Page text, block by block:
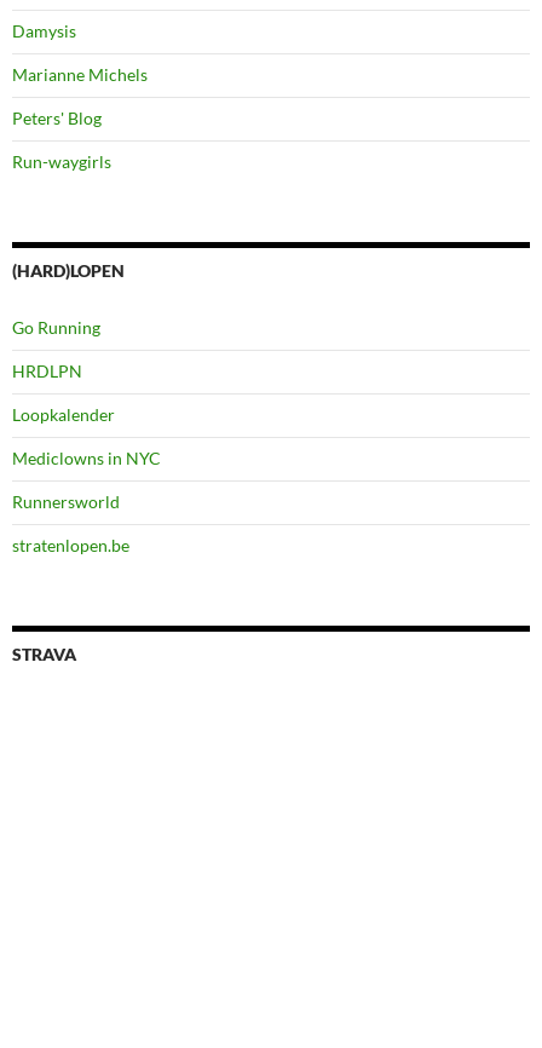
Damysis
Marianne Michels
Peters' Blog
Run-waygirls
(HARD)LOPEN
Go Running
HRDLPN
Loopkalender
Mediclowns in NYC
Runnersworld
stratenlopen.be
STRAVA